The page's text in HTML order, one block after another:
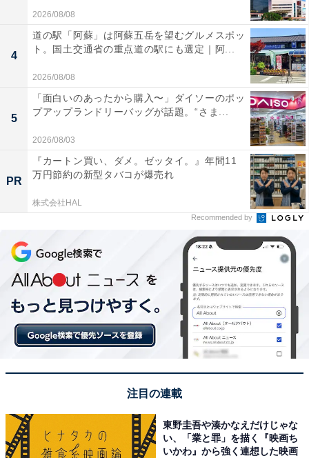
2026/08/08
4
道の駅「阿蘇」は阿蘇五岳を望むグルメスポッ
ト。国土交通省の重点道の駅にも選定｜阿...
2026/08/08
5
「面白いのあったから購入〜」ダイソーのポッ
プアップランドリーバッグが話題。“さま...
2026/08/03
PR
『カートン買い、ダメ。ゼッタイ。』年間11
万円節約の新型タバコが爆売れ
株式会社HAL
Recommended by
注目の連載
東野圭吾や湊かなえだけじゃな
い、「業と罪」を描く『映画ち
いかわ』から強く連想した映画